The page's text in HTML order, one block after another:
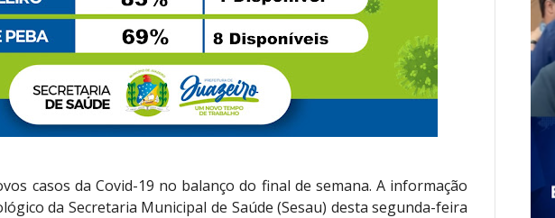
casos da Covid-19 no balanço do final de semana. A informação
da Secretaria Municipal de Saúde (Sesau) desta segunda-feira